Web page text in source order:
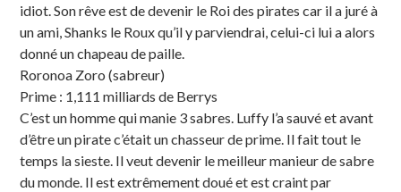
idiot. Son rêve est de devenir le Roi des pirates car il a juré à
un ami, Shanks le Roux qu’il y parviendrai, celui-ci lui a alors
donné un chapeau de paille.
Roronoa Zoro (sabreur)
Prime : 1,111 milliards de Berrys
C’est un homme qui manie 3 sabres. Luffy l’a sauvé et avant
d’être un pirate c’était un chasseur de prime. Il fait tout le
temps la sieste. Il veut devenir le meilleur manieur de sabre
du monde. Il est extrêmement doué et est craint par